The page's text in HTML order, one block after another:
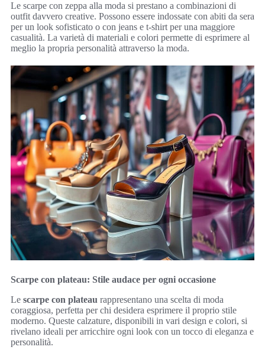
Le scarpe con zeppa alla moda si prestano a combinazioni di
outfit davvero creative. Possono essere indossate con abiti da sera
per un look sofisticato o con jeans e t-shirt per una maggiore
casualità. La varietà di materiali e colori permette di esprimere al
meglio la propria personalità attraverso la moda.
Scarpe con plateau: Stile audace per ogni occasione
Le scarpe con plateau rappresentano una scelta di moda
coraggiosa, perfetta per chi desidera esprimere il proprio stile
moderno. Queste calzature, disponibili in vari design e colori, si
rivelano ideali per arricchire ogni look con un tocco di eleganza e
personalità.